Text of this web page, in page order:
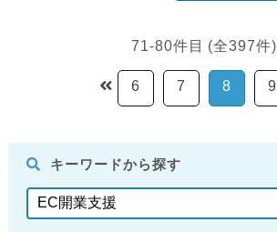
71-80件目 (全397件)
6 7 8 9
キーワードから探す